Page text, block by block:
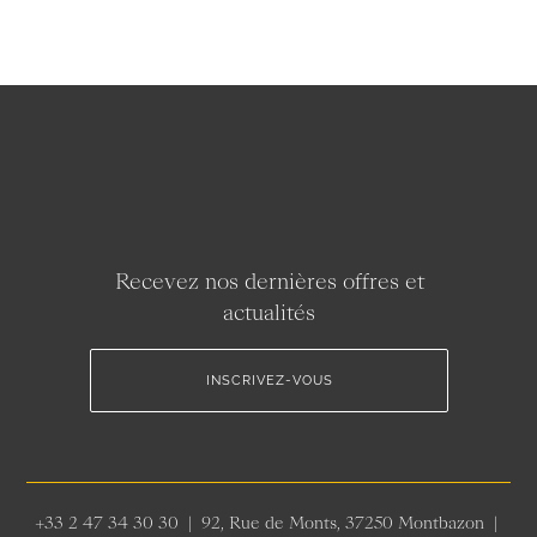
Recevez nos dernières offres et
actualités
INSCRIVEZ-VOUS
+33 2 47 34 30 30 | 92, Rue de Monts, 37250 Montbazon |